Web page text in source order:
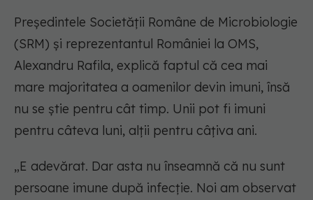
Președintele Societății Române de Microbiologie
(SRM) și reprezentantul României la OMS,
Alexandru Rafila, explică faptul că cea mai
mare majoritatea a oamenilor devin imuni, însă
nu se știe pentru cât timp. Unii pot fi imuni
pentru câteva luni, alții pentru câțiva ani.
„E adevărat. Dar asta nu înseamnă că nu sunt
persoane imune după infecție. Noi am observat